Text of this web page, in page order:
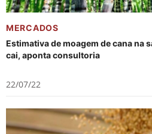
MERCADOS
Estimativa de moagem de cana na
cai, aponta consultoria
22/07/22